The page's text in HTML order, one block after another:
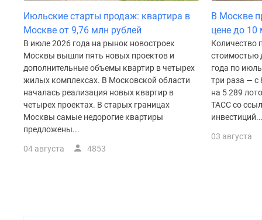
Коттеджные
водоема
Коттеджные
поселки
ипотеку
Бизнес-
центры
Коттеджи
Июльские старты продаж: квартира в
Москве от 9,76 млн рублей
В июле 2026 года на рынок новостроек
Москвы вышли пять новых проектов и
дополнительные объемы квартир в четырех
жилых комплексах. В Московской области
началась реализация новых квартир в
четырех проектах. В старых границах
Москвы самые недорогие квартиры
предложены...
04 августа 4853
В Москве
цене до 10
Количество
стоимостью
года по
три раза — с
на 5 289
ТАСС со
инвестиций...
03 августа